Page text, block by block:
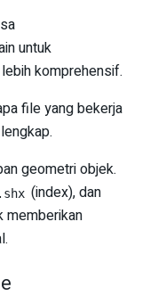
untuk
komprehensif.
file yang bekerja
geometri objek.
.shx (index), dan
memberikan